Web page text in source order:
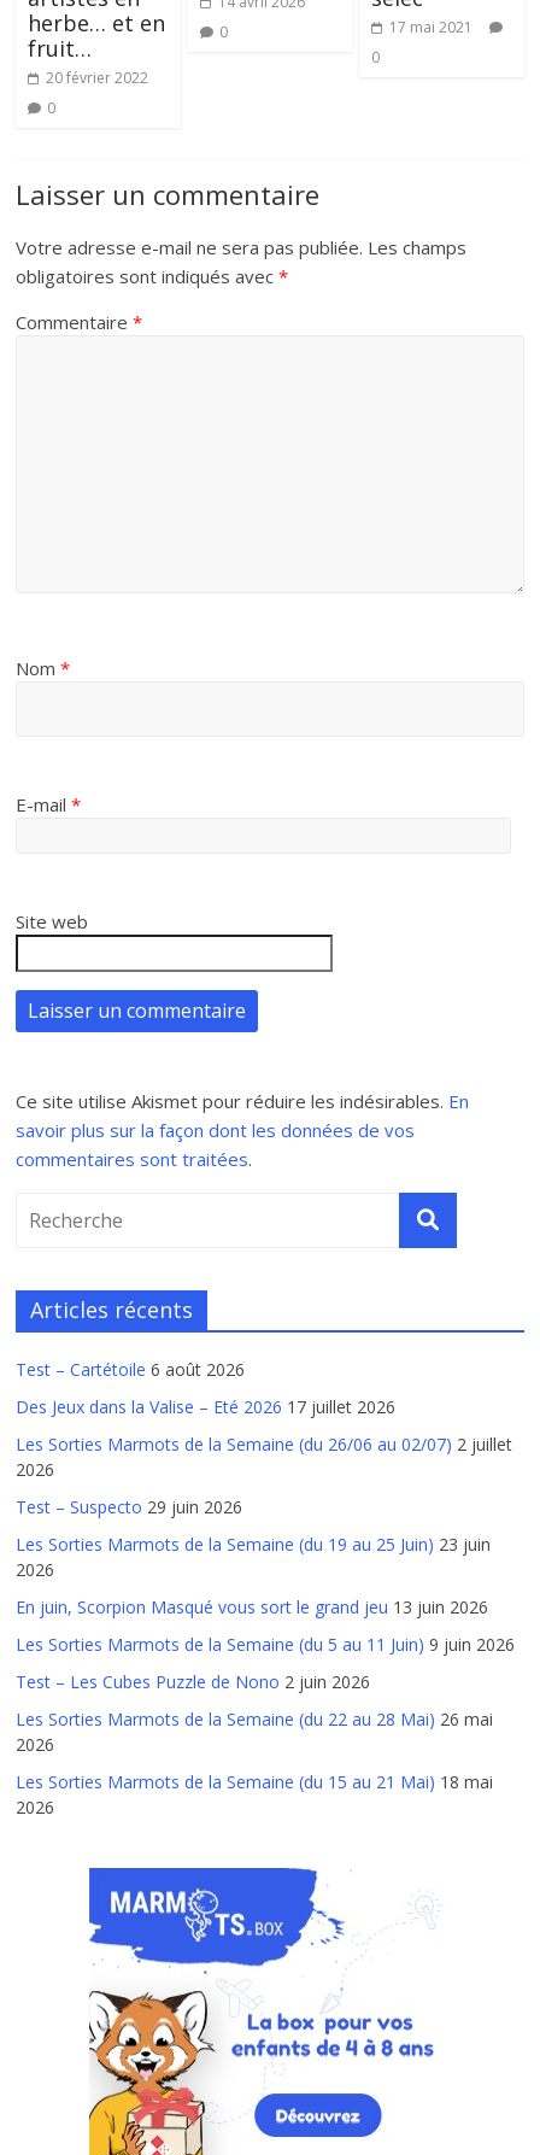
herbe… et en
fruit…
20 février 2022
0
0
17 mai 2021
0
Laisser un commentaire
Votre adresse e-mail ne sera pas publiée. Les champs
obligatoires sont indiqués avec*
Commentaire*
Nom*
E-mail*
Site web
Ce site utilise Akismet pour réduire les indésirables. En
savoir plus sur la façon dont les données de vos
commentaires sont traitées.
Articles récents
Test – Cartétoile 6 août 2026
Des Jeux dans la Valise – Eté 2026 17 juillet 2026
Les Sorties Marmots de la Semaine (du 26/06 au 02/07) 2 juillet
2026
Test – Suspecto 29 juin 2026
Les Sorties Marmots de la Semaine (du 19 au 25 Juin) 23 juin
2026
En juin, Scorpion Masqué vous sort le grand jeu 13 juin 2026
Les Sorties Marmots de la Semaine (du 5 au 11 Juin) 9 juin 2026
Test – Les Cubes Puzzle de Nono 2 juin 2026
Les Sorties Marmots de la Semaine (du 22 au 28 Mai) 26 mai
2026
Les Sorties Marmots de la Semaine (du 15 au 21 Mai) 18 mai
2026